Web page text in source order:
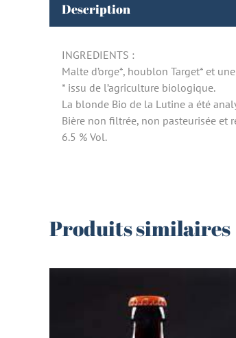
Description
INGREDIENTS :
Malte d’orge*, houblon Target* et
* issu de l’agriculture biologique.
La blonde Bio de la Lutine a été
Bière non filtrée, non pasteurisée et
6.5 % Vol.
Produits similaires